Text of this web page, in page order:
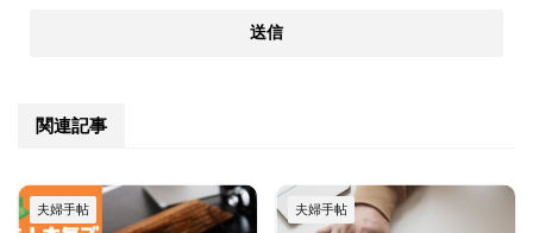
関連記事
夫婦手帖 夫婦手帖